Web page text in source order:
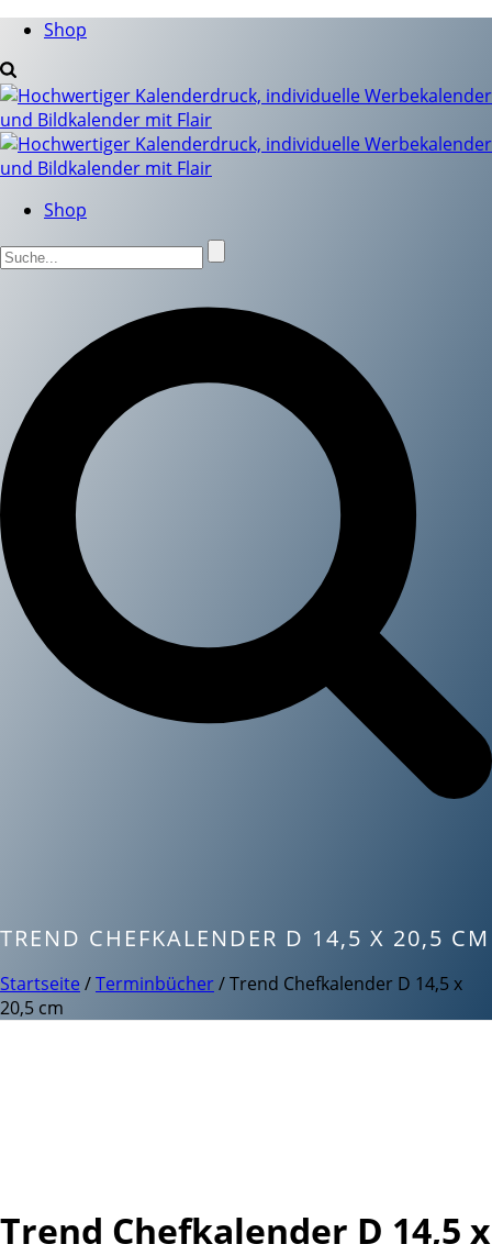
Shop
Shop
TREND CHEFKALENDER D 14,5 X 20,5 CM
Startseite /Terminbücher/ Trend Chefkalender D 14,5 x
20,5 cm
Trend Chefkalender D 14,5 x